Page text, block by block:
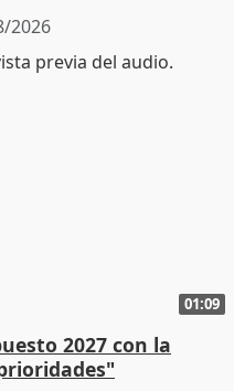
2026
01:09
2027 con la